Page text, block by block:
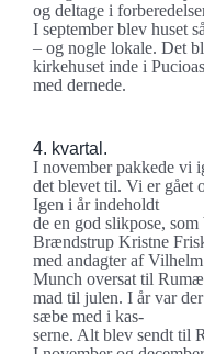
og deltage i
I september blev huset
– og nogle lokale. Det
kirkehuset inde i
med dernede.
4. kvartal.
I november pakkede vi
det blevet til. Vi er gået
Igen i år indeholdt
de en god slikpose,
Brændstrup Kristne
med andagter af Vilhelm
Munch oversat til
mad til julen. I år var der
sæbe med i kas-
serne. Alt blev sendt til